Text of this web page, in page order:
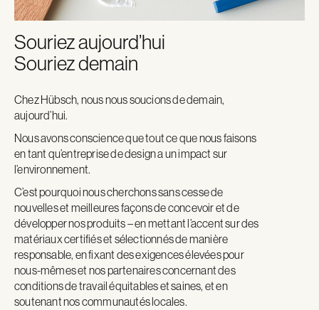
Souriez aujourd’hui
Souriez demain
Chez Hübsch, nous nous soucions de demain,
aujourd’hui.
Nous avons conscience que tout ce que nous faisons
en tant qu’entreprise de design a un impact sur
l’environnement.
C’estpourquoinouscherchonssanscessede
nouvelleset meilleuresfaçonsdeconcevoiretde
développernosproduits –enmettantl’accentsurdes
matériauxcertifiéset sélectionnésdemanière
responsable, enfixant desexigencesélevéespour
nous-mêmeset nospartenairesconcernantdes
conditionsdetravailéquitablesetsaines, eten
soutenantnoscommunautéslocales.